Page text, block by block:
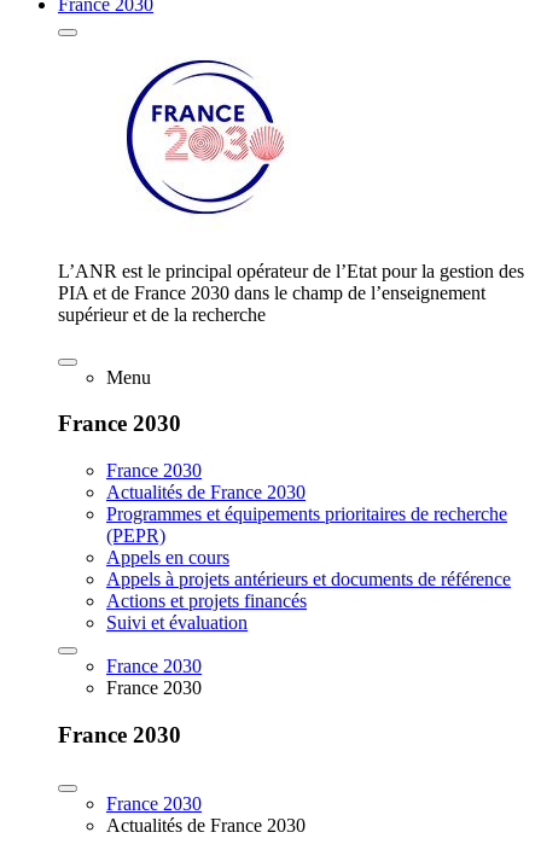
L’ANR est le principal opérateur de l’Etat pour la gestion des
PIA et de France 2030 dans le champ de l’enseignement
supérieur et de la recherche
Menu
France 2030
France 2030
Actualités de France 2030
Programmes et équipements prioritaires de recherche
(PEPR)
Appels en cours
Appels à projets antérieurs et documents de référence
Actions et projets financés
Suivi et évaluation
France 2030
France 2030
France 2030
France 2030
Actualités de France 2030